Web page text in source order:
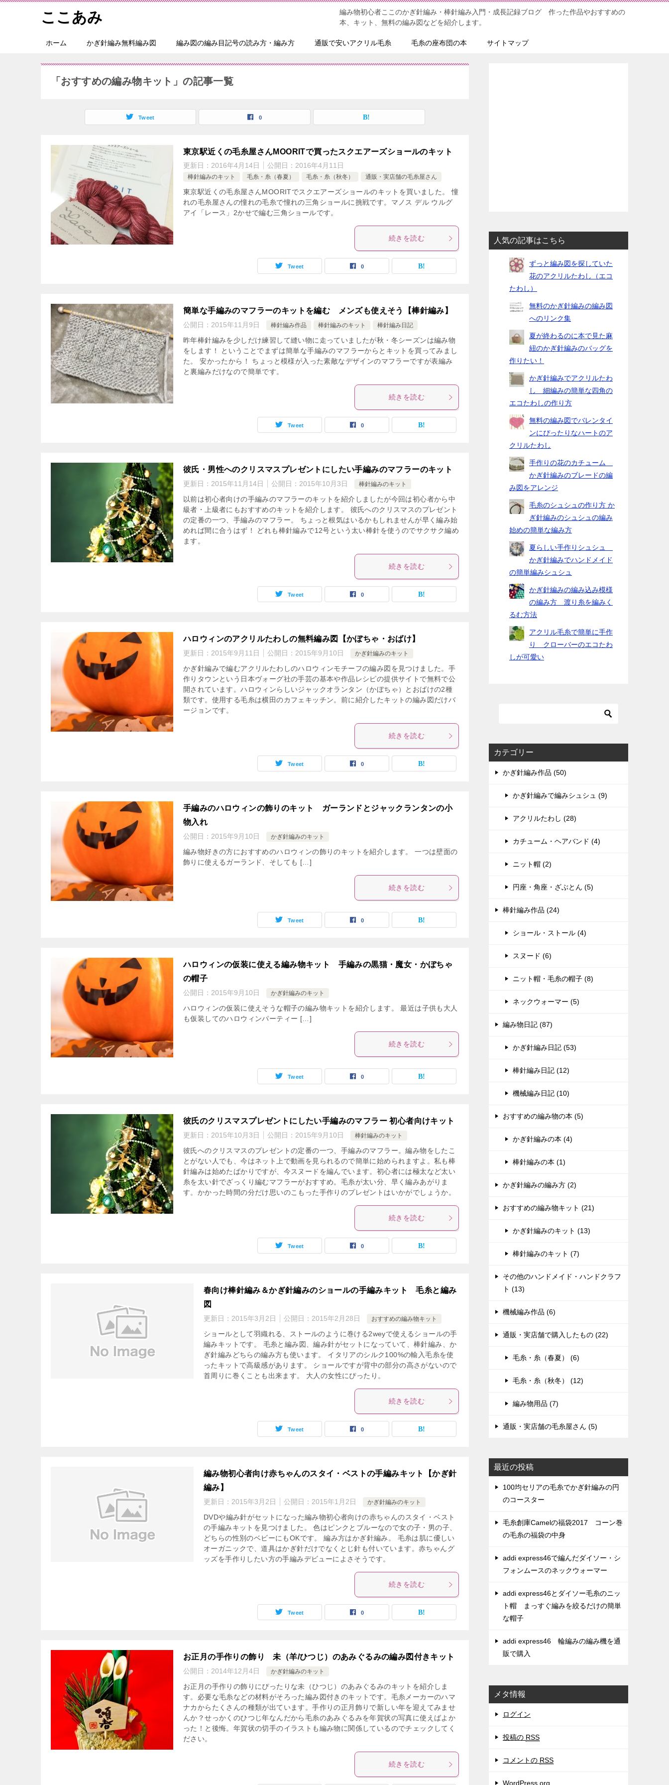
ここあみ
編み物初心者ここのかぎ針編み・棒針編み入門・成長記録ブログ 作った作品やおすすめの
本、キット、無料の編み図などを紹介します。
ホーム かぎ針編み無料編み図 編み図の編み目記号の読み方・編み方 通販で安いアクリル毛糸 毛糸の座布団の本 サイトマップ
「おすすめの編み物キット」の記事一覧
Tweet 0
東京駅近くの毛糸屋さんMOORITで買ったスクエアーズショールのキット
更新日： 2016年4月14日 公開日： 2016年4月11日
棒針編みのキット 毛糸・糸（春夏） 毛糸・糸（秋冬） 通販・実店舗の毛糸屋さん
東京駅近くの毛糸屋さんMOORITでスクエアーズショールのキットを買いました。 憧
れの毛糸屋さんの憧れの毛糸で憧れの三角ショールに挑戦です。マノス デル ウルグ
アイ「レース」2かせで編む三角ショールです。
続きを読む
Tweet 0
簡単な手編みのマフラーのキットを編む メンズも使えそう【棒針編み】
公開日： 2015年11月9日 棒針編み作品 棒針編みのキット 棒針編み日記
昨年棒針編みを少しだけ練習して縫い物に走っていましたが秋・冬シーズンは編み物
をします！ ということでまずは簡単な手編みのマフラーからとキットを買ってみまし
た。 安かったから！ ちょっと模様が入った素敵なデザインのマフラーですが表編み
と裏編みだけなので簡単です。
続きを読む
Tweet 0
彼氏・男性へのクリスマスプレゼントにしたい手編みのマフラーのキット
更新日： 2015年11月14日 公開日： 2015年10月3日 棒針編みのキット
以前は初心者向けの手編みのマフラーのキットを紹介しましたが今回は初心者から中
級者・上級者にもおすすめのキットを紹介します。 彼氏へのクリスマスのプレゼント
の定番の一つ、手編みのマフラー。 ちょっと根気はいるかもしれませんが早く編み始
めれば間に合うはず！ どれも棒針編みで12号という太い棒針を使うのでサクサク編め
ます。
続きを読む
Tweet 0
ハロウィンのアクリルたわしの無料編み図【かぼちゃ・おばけ】
更新日： 2015年9月11日 公開日： 2015年9月10日 かぎ針編みのキット
かぎ針編みで編むアクリルたわしのハロウィンモチーフの編み図を見つけました。手
作りタウンという日本ヴォーグ社の手芸の基本や作品レシピの提供サイトで無料で公
開されています。ハロウィンらしいジャックオランタン（かぼちゃ）とおばけの2種
類です。使用する毛糸は横田のカフェキッチン。前に紹介したキットの編み図だけバ
ージョンです。
続きを読む
Tweet 0
手編みのハロウィンの飾りのキット ガーランドとジャックランタンの小
物入れ
公開日： 2015年9月10日 かぎ針編みのキット
編み物好きの方におすすめのハロウィンの飾りのキットを紹介します。 一つは壁面の
飾りに使えるガーランド、そしても […]
続きを読む
Tweet 0
ハロウィンの仮装に使える編み物キット 手編みの黒猫・魔女・かぼちゃ
の帽子
公開日： 2015年9月10日 かぎ針編みのキット
ハロウィンの仮装に使えそうな帽子の編み物キットを紹介します。 最近は子供も大人
も仮装してのハロウィンパーティー […]
続きを読む
Tweet 0
彼氏のクリスマスプレゼントにしたい手編みのマフラー 初心者向けキット
更新日： 2015年10月3日 公開日： 2015年9月10日 棒針編みのキット
彼氏へのクリスマスのプレゼントの定番の一つ、手編みのマフラー。編み物をしたこ
とがない人でも、今はネット上で動画を見られるので簡単に始められますよ。私も棒
針編みは始めたばかりですが、今スヌードを編んでいます。初心者には極太など太い
糸を太い針でざっくり編むマフラーがおすすめ。毛糸が太い分、早く編みあがりま
す。かかった時間の分だけ思いのこもった手作りのプレゼントはいかがでしょうか。
続きを読む
Tweet 0
春向け棒針編み＆かぎ針編みのショールの手編みキット 毛糸と編み
図
更新日： 2015年3月2日 公開日： 2015年2月28日 おすすめの編み物キット
ショールとして羽織れる、ストールのように巻ける2weyで使えるショールの手
編みキットです。 毛糸と編み図、編み針がセットになっていて、棒針編み、か
ぎ針編みどちらの編み方も使います。 イタリアのシルク100%の輸入毛糸を使
ったキットで高級感があります。 ショールですが背中の部分の高さがないので
首周りに巻くことも出来ます。 大人の女性にぴったり。
続きを読む
Tweet 0
編み物初心者向け赤ちゃんのスタイ・ベストの手編みキット【かぎ針
編み】
更新日： 2015年3月2日 公開日： 2015年1月2日 かぎ針編みのキット
DVDや編み針がセットになった編み物初心者向けの赤ちゃんのスタイ・ベスト
の手編みキットを見つけました。 色はピンクとブルーなので女の子・男の子、
どちらの性別のベビーにもOKです。 編み方はかぎ針編み。 毛糸は肌に優しい
オーガニックで、道具はかぎ針だけでなくとじ針も付いています。赤ちゃんグ
ッズを手作りしたい方の手編みデビューによさそうです。
続きを読む
Tweet 0
お正月の手作りの飾り 未（羊/ひつじ）のあみぐるみの編み図付きキット
公開日： 2014年12月4日 かぎ針編みのキット
お正月の手作りの飾りにぴったりな未（ひつじ）のあみぐるみのキットを紹介しま
す。必要な毛糸などの材料がそろった編み図付きのキットです。毛糸メーカーのハマ
ナカからたくさんの種類が出ています。手作りの正月飾りで新しい年を迎えてみませ
んか？せっかくのひつじ年なんだから毛糸のあみぐるみを年賀状の写真に使えばよか
った！と後悔。年賀状の切手のイラストも編み物に関係しているのでチェックしてく
ださい。
続きを読む
人気の記事はこちら
ずっと編み図を探していた
花のアクリルたわし（エコ
たわし）
無料のかぎ針編みの編み図
へのリンク集
夏が終わるのに本で見た麻
紐のかぎ針編みのバッグを
作りたい！
かぎ針編みでアクリルたわ
し 細編みの簡単な四角の
エコたわしの作り方
無料の編み図でバレンタイ
ンにぴったりなハートのア
クリルたわし
手作りの花のカチューム
かぎ針編みのブレードの編
み図をアレンジ
毛糸のシュシュの作り方 か
ぎ針編みのシュシュの編み
始めの簡単な編み方
夏らしい手作りシュシュ
かぎ針編みでハンドメイド
の簡単編みシュシュ
かぎ針編みの編み込み模様
の編み方 渡り糸を編みく
るむ方法
アクリル毛糸で簡単に手作
り クローバーのエコたわ
しが可愛い
カテゴリー
かぎ針編み作品 (50)
かぎ針編みで編みシュシュ (9)
アクリルたわし (28)
カチューム・ヘアバンド (4)
ニット帽 (2)
円座・角座・ざぶとん (5)
棒針編み作品 (24)
ショール・ストール (4)
スヌード (6)
ニット帽・毛糸の帽子 (8)
ネックウォーマー (5)
編み物日記 (87)
かぎ針編み日記 (53)
棒針編み日記 (12)
機械編み日記 (10)
おすすめの編み物の本 (5)
かぎ針編みの本 (4)
棒針編みの本 (1)
かぎ針編みの編み方 (2)
おすすめの編み物キット (21)
かぎ針編みのキット (13)
棒針編みのキット (7)
その他のハンドメイド・ハンドクラフ
ト (13)
機械編み作品 (6)
通販・実店舗で購入したもの (22)
毛糸・糸（春夏） (6)
毛糸・糸（秋冬） (12)
編み物用品 (7)
通販・実店舗の毛糸屋さん (5)
最近の投稿
100均セリアの毛糸でかぎ針編みの円
のコースター
毛糸創庫Camelの福袋2017 コーン巻
の毛糸の福袋の中身
addi express46で編んだダイソー・シ
フォンムースのネックウォーマー
addi express46とダイソー毛糸のニッ
ト帽 まっすぐ編みを絞るだけの簡単
な帽子
addi express46 輪編みの編み機を通
販で購入
メタ情報
ログイン
投稿の RSS
コメントの RSS
WordPress.org